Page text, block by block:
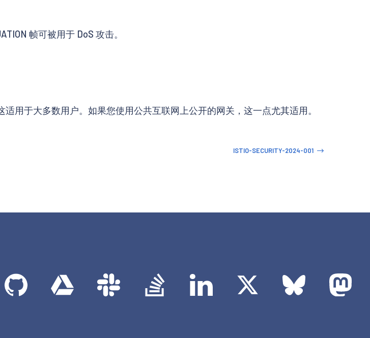
帧可被用于 DoS 攻击。
用于大多数用户。如果您使用公共互联网上公开的网关，这一点尤其适用。
ISTIO-SECURITY-2024-001